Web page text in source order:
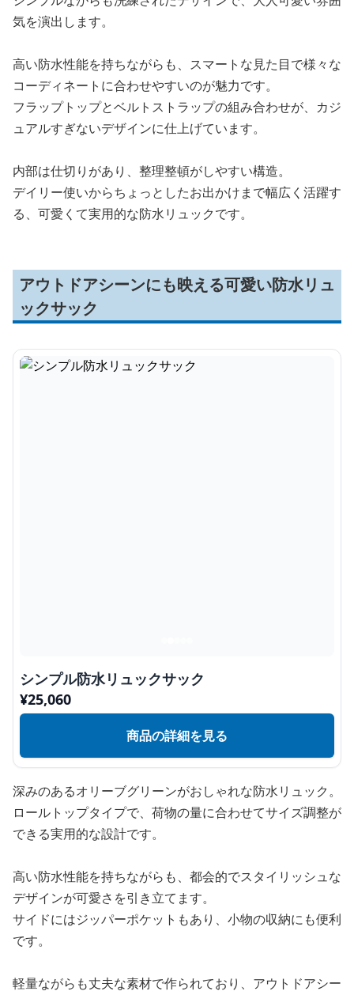
気を演出します。
高い防水性能を持ちながらも、スマートな見た目で様々な
コーディネートに合わせやすいのが魅力です。
フラップトップとベルトストラップの組み合わせが、カジ
ュアルすぎないデザインに仕上げています。
内部は仕切りがあり、整理整頓がしやすい構造。
デイリー使いからちょっとしたお出かけまで幅広く活躍す
る、可愛くて実用的な防水リュックです。
アウトドアシーンにも映える可愛い防水リュ
ックサック
シンプル防水リュックサック
¥25,060
商品の詳細を見る
深みのあるオリーブグリーンがおしゃれな防水リュック。
ロールトップタイプで、荷物の量に合わせてサイズ調整が
できる実用的な設計です。
高い防水性能を持ちながらも、都会的でスタイリッシュな
デザインが可愛さを引き立てます。
サイドにはジッパーポケットもあり、小物の収納にも便利
です。
軽量ながらも丈夫な素材で作られており、アウトドアシー